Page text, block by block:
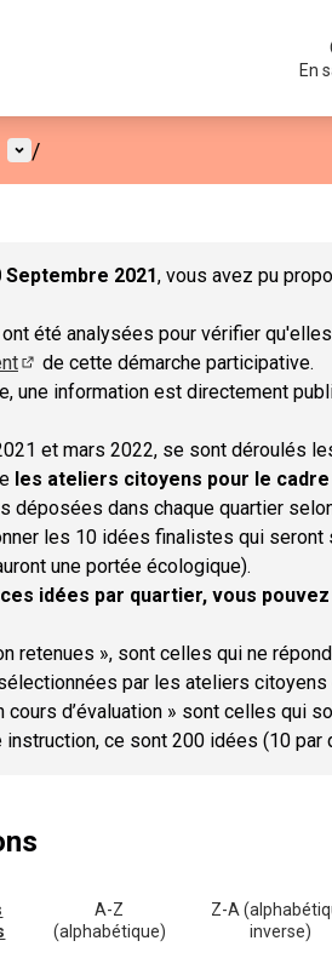
En
Menu utilisateur
/
Septembre 2021, vous avez pu
été analysées pour vérifier
(S'ouvre dans un nouvel onglet)
de cette démarche participative.
une information est directement
et mars 2022, se sont déroulés
les ateliers citoyens pour le
déposées dans chaque quartier
les 10 idées finalistes qui seront
une portée écologique).
idées par quartier, vous
retenues », sont celles qui ne
par les ateliers
cours d’évaluation » sont celles qui
instruction, ce sont 200 idées (10
A-Z
(alphabétique)
Z-A
inverse)